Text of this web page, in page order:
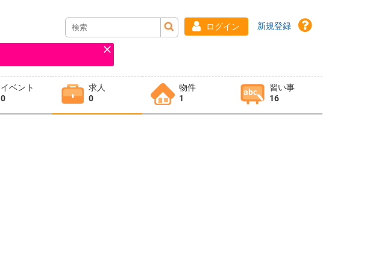
ログイン 新規登録
イベント
0
求人
0
物件
1
習い事
16